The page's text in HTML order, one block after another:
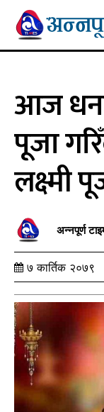
आज
पूजा
लक्ष्मी
अन्नपूर्ण
७ कार्तिक २०७९